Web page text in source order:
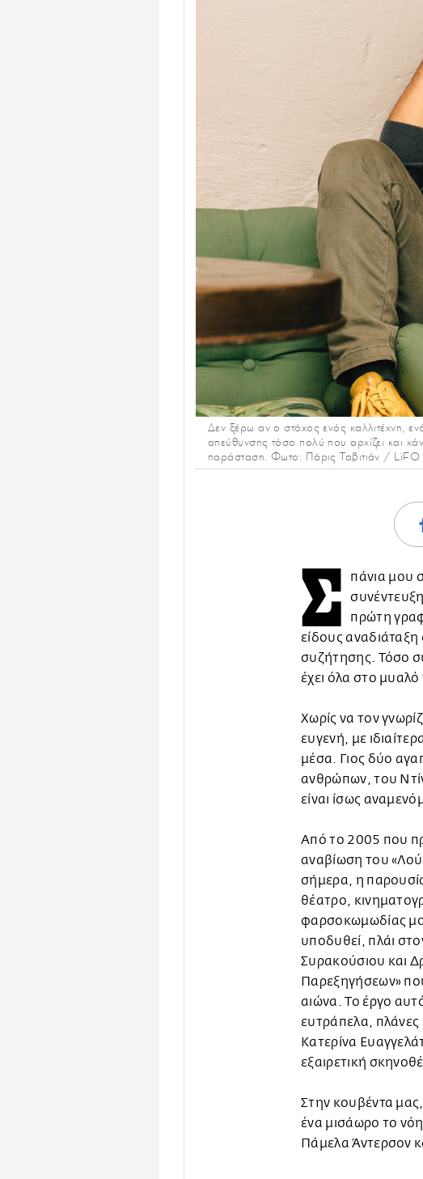
Δεν ξέρω αν ο στόχος ενός καλλιτέχνη,
απεύθυνσης τόσο πολύ που αρχίζει και
παράσταση. Φωτο: Πάρις Ταβιτιάν / LiFO
Σ
πάνια μου
πρώτη
είδους αναδιάταξη
συζήτησης. Τόσο
έχει όλα στο
Χωρίς να τον
ευγενή, με
μέσα. Γιος δύο
ανθρώπων, του
είναι ίσως
Από το 2005 που
αναβίωση του
σήμερα, η
θέατρο,
φαρσοκωμωδίας
υποδυθεί, πλάι
Συρακούσιου και
Παρεξηγήσεων»
αιώνα. Το έργο
ευτράπελα, πλάνες
Κατερίνα
εξαιρετική
Στην κουβέντα
ένα μισάωρο το
Πάμελα Άντερσον